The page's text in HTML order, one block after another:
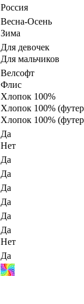
Россия
Весна-Осень
Зима
Для девочек
Для мальчиков
Велсофт
Флис
Хлопок 100%
Хлопок 100%
Хлопок 100%
Да
Нет
Да
Да
Да
Да
Да
Да
Нет
Да